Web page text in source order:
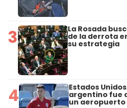
3 La Rosada
de la derrota
su estrategia
4 Estados
argentino fue
un aeropuerto